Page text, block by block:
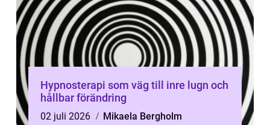
Hypnosterapi som väg till inre lugn och
hållbar förändring
02 juli 2026
Mikaela Bergholm